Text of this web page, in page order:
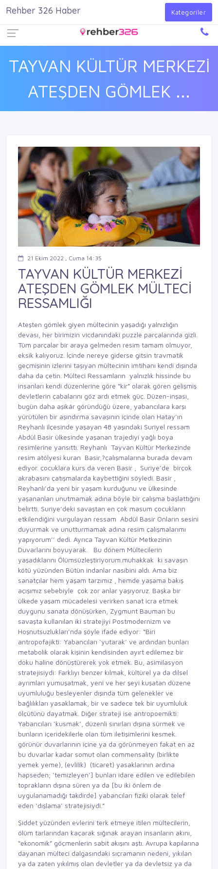
Giriş Yap
TAYVAN KÜLTÜR MERKEZİ
ATEŞDEN GÖMLEK ...
Rehber 326 Haber Kategoriler
21 Ekim 2022 , Cuma 14:35
TAYVAN KÜLTÜR MERKEZİ
ATEŞDEN GÖMLEK MÜLTECİ
RESSAMLIĞI
Ateşten gömlek giyen mültecinin yaşadığı yalnızlığın
devası, her birimizin vicdanındaki puzzle parçalarında gizli.
Tüm parçalar bir araya gelmeden resim tamam olmuyor,
eksik kalıyoruz. İçinde nereye giderse gitsin travmatik
geçmişinin izlerini taşıyan mültecinin imtihanı kendi dışında
daha da çetin. Mülteci Ressamların yalnızlık hissinde bu
insanları kendi düzenlerine göre “kir” olarak gören gelişmiş
devletlerin çabalarını göz ardı etmek güç. Düzen-inşası,
bugün daha aşikâr göründüğü üzere, yabancılara karşı
yürütülen bir aşındırma savaşının içinde olan Hatay’ın
Reyhanlı ilçesinde yaşayan 48 yaşındaki Suriyel ressam
Abdül Basir ülkesinde yaşanan trajediyi yağlı boya
resimlerine yansıttı. Reyhanlı Tayvan Kültür Merkezinde
resim atölyesi kuran Basir,?çalışmalarına burada devam
ediyor. çocuklara kurs da veren Basir , Suriye’de birçok
akrabasını çatışmalarda kaybettiğini söyledi. Basir ,
Reyhanlı’da yeni bir yaşam kurduğunu ve ülkesinde
yaşananları unutmamak adına böyle bir çalışma başlattığını
belirtti. Suriye’deki savaştan en çok masum çocukların
etkilendiğini vurgulayan ressam Abdül Basir Onların sesini
duyurmak ve unutturmamak adına resim çalışmalarımı
yapıyorum’’ dedi. Ayrıca Tayvan Kültür Metkezinin
Duvarlarını boyuyarak. Bu dönem Mültecilerin
yaşadıklarını Ölümsüzleştiriyorum.muhakkak ki savaşın
kötü yüzünden Bütün indanlar nasibini aldı. Ama biz
sanatçılar hem yaşam tarzımız , hemde yaşama bakış
açışımız sebebiyle çok zor anlar yaşıyoruz. Başka bir
ülkede yaşam mücadelesi verirken sanat icra etmek
duygunu sanata dönüşürken, Zygmunt Bauman bu
savaşta kullanılan iki stratejiyi Postmodernizm ve
Hoşnutsuzlukları’nda şöyle ifade ediyor: “Biri
antropofajikti: Yabancıları ‘yutarak’ ve ardından bunları
metabolik olarak kişinin kendisinden ayırt edilemez bir
doku haline dönüştürerek yok etmek. Bu, asimilasyon
stratejisiydi: Farklıyı benzer kılmak, kültürel ya da dilsel
ayrımları yumuşatmak, yeni ve her şeyi kuşatan düzene
uyumluluğu besleyenler dışında tüm gelenekler ve
bağlılıkları yasaklamak, bir ve sadece tek bir uyumluluk
ölçütünü dayatmak. Diğer strateji ise antropoemikti:
Yabancıları ‘kusmak’, düzenli sınırları dışına sürmek ve
bunların içeridekilerle olan tüm iletişimlerini kesmek.
görünür duvarlarının içine ya da görünmeyen fakat en az
bu duvarlar kadar somut olan commensality (birlikte
yemek yeme), (evlilik) (ticaret) yasaklarının ardına
hapseden; ‘temizleyen’] bunları idare edilen ve edilebilen
toprakların dışına süren ya da [bu iki önlem de
uygulanamadığı takdirde] yabancıları fiziki olarak telef
eden ‘dışlama’ stratejisiydi.”
Şiddet yüzünden evlerini terk etmeye itilen mültecilerin,
ölüm tarlarından kaçarak sığınak arayan insanların akını,
“ekonomik” göçmenlerin sabit akışını aştı. Avrupa kapılarına
dayanan mülteci dalgasındaki sıçramanın nedeni, yıkılan
ya da zaten yıkılmış olan devletler ya da devletsiz ya da